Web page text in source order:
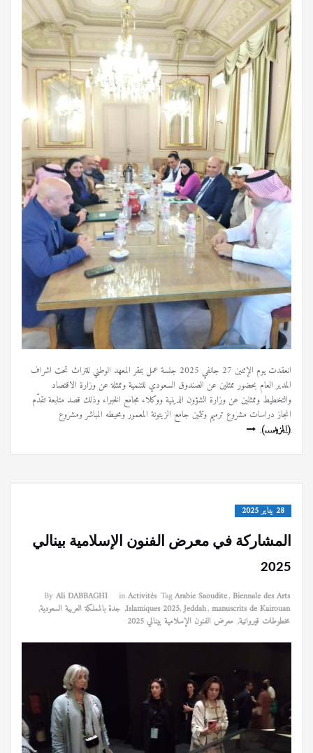
انعقدت يوم الإثنين 27 جانفي 2025 جلسة عمل بمقر المعهد الوطني للتراث تحت اشراف
المدير العام بحضور ممثلين عن الصندوق السعودي للتنمية وممثلة عن وزارة الاقتصاد
والتخطيط وممثلين عن وزارة الشؤون الدينية ووكلاء مجامع الخبراء وذلك قصد متابعة تقدّم
انجاز دراسات مشروع ترميم وتثمين جامع الزيتونة المعمور ومحيطه المباشر ومشروع
(المزيد…)
28 يناير 2025
المشاركة في معرض الفنون الإسلامية بينالي
2025
ByAli DABBAGHI inActivités TagArabie Saoudite,Biennale des Arts
Islamiques 2025,Jeddah,manuscrits de Kairouan
, جدة بالمملكة العربية السعودية,
مخطوطات قيروانية, معرض الفنون الإسلامية بينالي 2025